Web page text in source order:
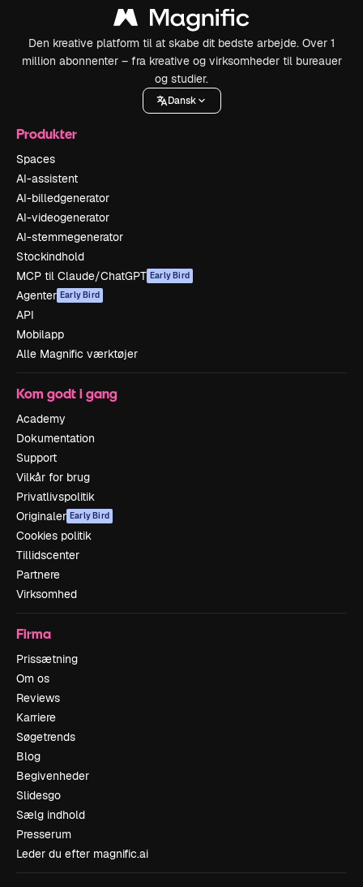
Den kreative platform til at skabe dit bedste arbejde. Over 1
million abonnenter – fra kreative og virksomheder til bureauer
og studier.
Dansk
Produkter
Spaces
AI-assistent
AI-billedgenerator
AI-videogenerator
AI-stemmegenerator
Stockindhold
MCP til Claude/ChatGPT Early Bird
Agenter Early Bird
API
Mobilapp
Alle Magnific værktøjer
Kom godt i gang
Academy
Dokumentation
Support
Vilkår for brug
Privatlivspolitik
Originaler Early Bird
Cookies politik
Tillidscenter
Partnere
Virksomhed
Firma
Prissætning
Om os
Reviews
Karriere
Søgetrends
Blog
Begivenheder
Slidesgo
Sælg indhold
Presserum
Leder du efter magnific.ai